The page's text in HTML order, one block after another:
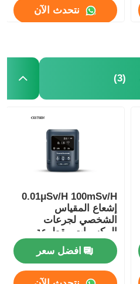
نتحدث الآن
(3)
0.01μSv/H 100mSv/H
إشعاع المقياس
الشخصي لجرعات
المكسرات مقطوعة
إشعاع نووي
افضل سعر